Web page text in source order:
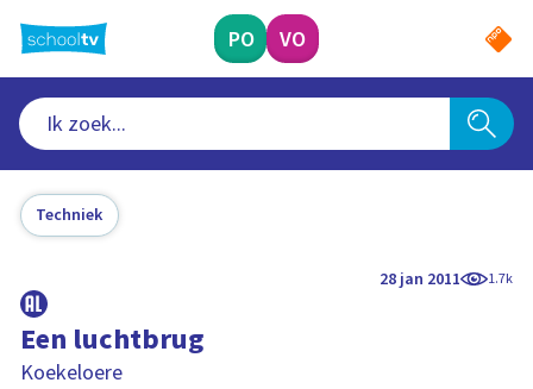
naar
hoofdinhoud
PO VO
Techniek
28 jan 2011 1.7k
Een luchtbrug
Koekeloere